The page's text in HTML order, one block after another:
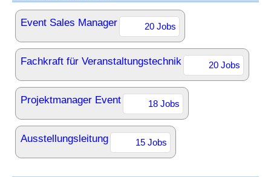
Event Sales Manager 20 Jobs
Fachkraft für Veranstaltungstechnik 20 Jobs
Projektmanager Event 18 Jobs
Ausstellungsleitung 15 Jobs